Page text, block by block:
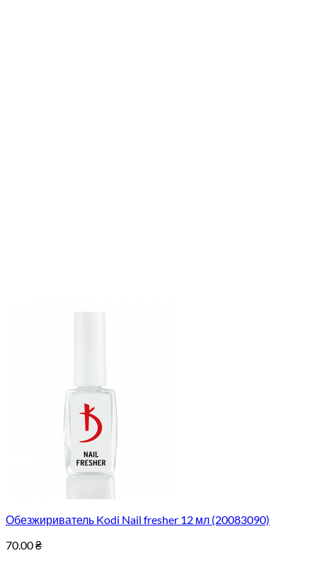
Обезжириватель Kodi Nail fresher 12 мл (20083090)
70.00₴